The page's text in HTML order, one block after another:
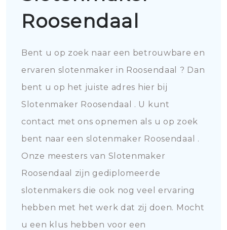
Roosendaal
Bent u op zoek naar een betrouwbare en
ervaren slotenmaker in Roosendaal ? Dan
bent u op het juiste adres hier bij
Slotenmaker Roosendaal . U kunt
contact met ons opnemen als u op zoek
bent naar een slotenmaker Roosendaal .
Onze meesters van Slotenmaker
Roosendaal zijn gediplomeerde
slotenmakers die ook nog veel ervaring
hebben met het werk dat zij doen. Mocht
u een klus hebben voor een